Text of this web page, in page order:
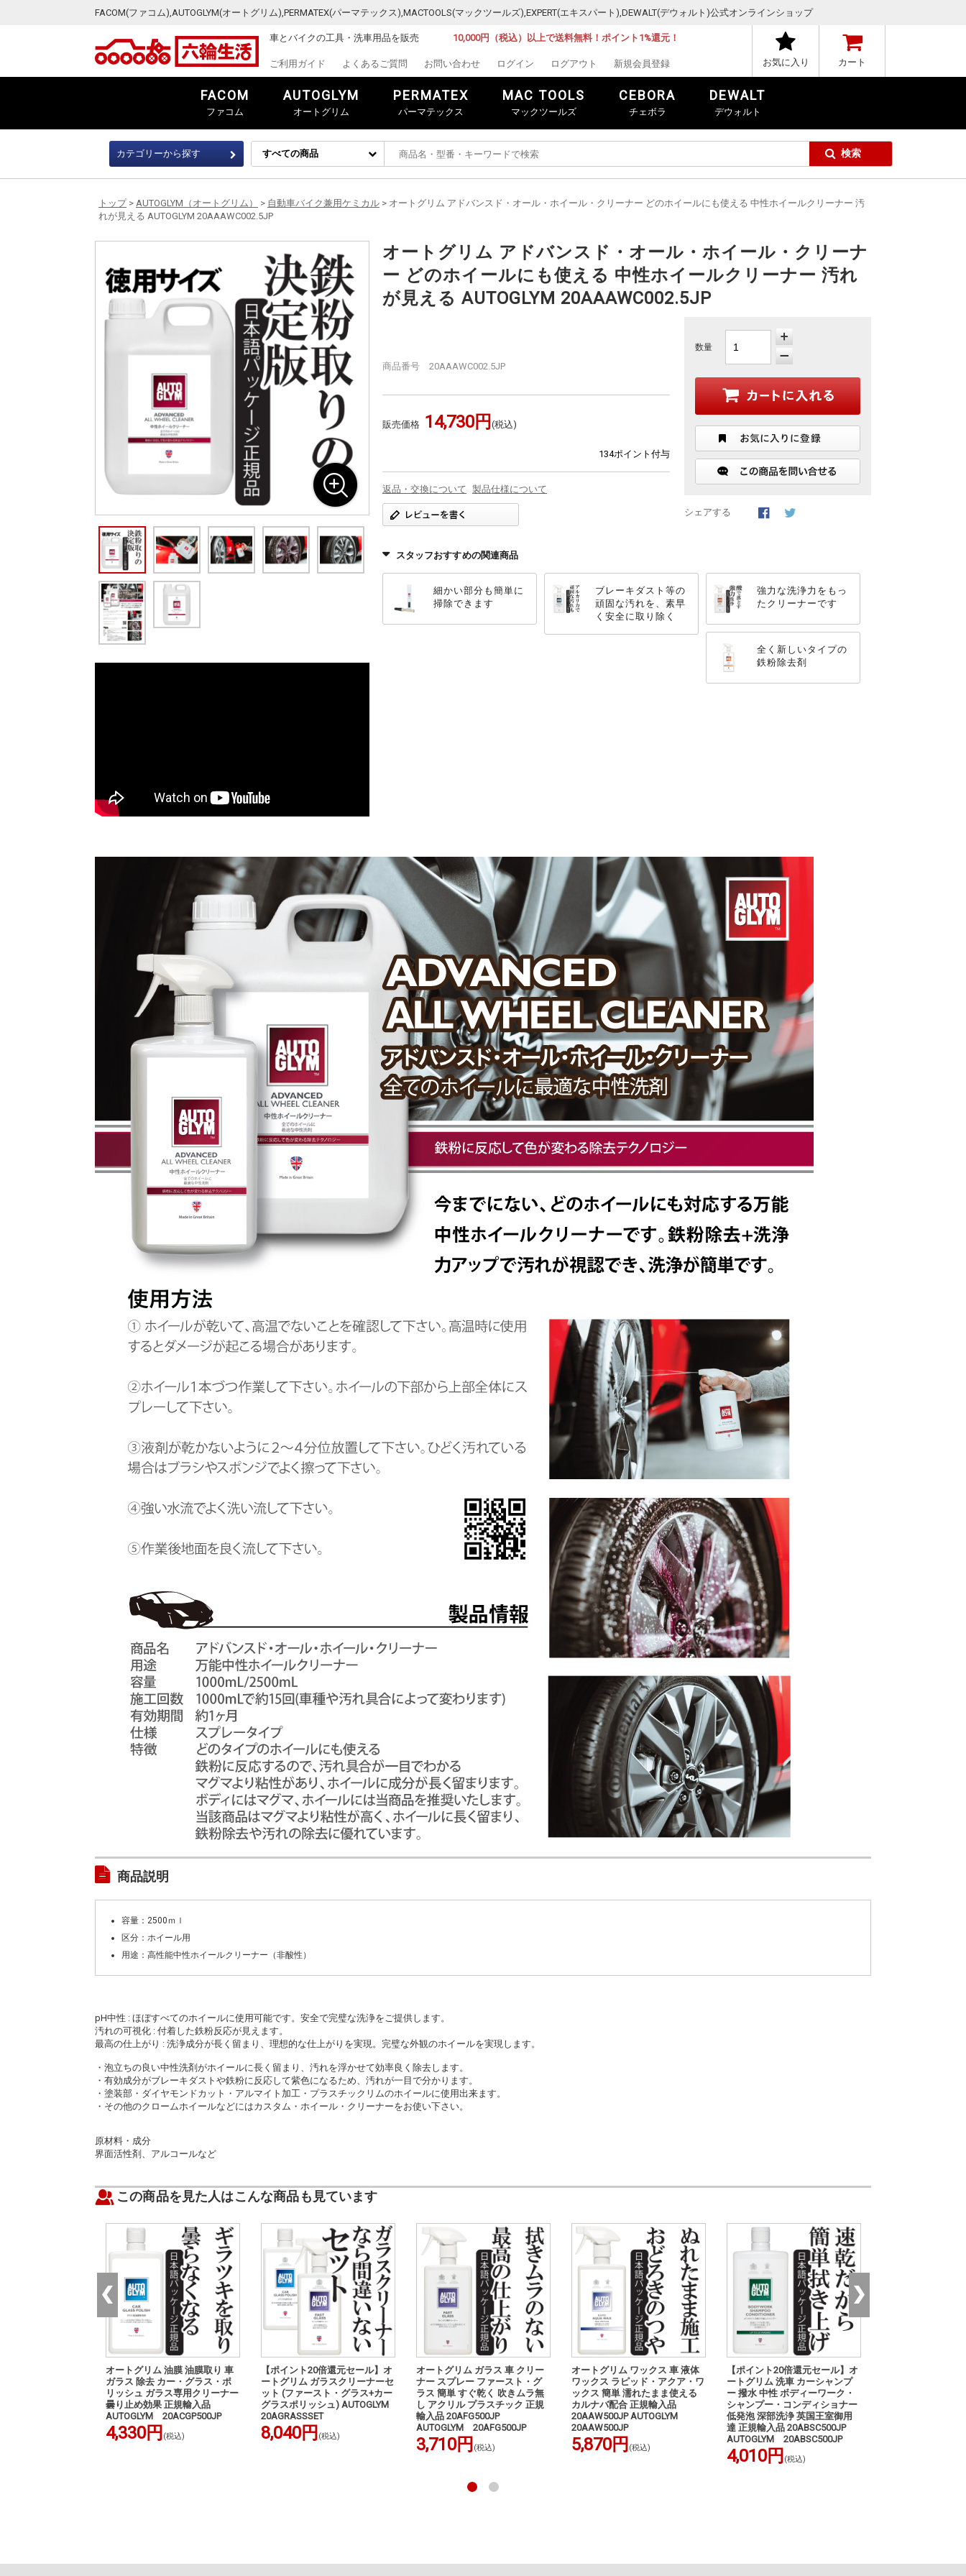
FACOM(ファコム),AUTOGLYM(オートグリム),PERMATEX(パーマテックス),MACTOOLS(マックツールズ),EXPERT(エキスパート),DEWALT(デウォルト)公式オンラインショップ
車とバイクの工具・洗車用品を販売 10,000円（税込）以上で送料無料！ポイント1%還元！
ご利用ガイド よくあるご質問 お問い合わせ ログイン ログアウト 新規会員登録 お気に入り カート
FACOM
ファコム
AUTOGLYM
オートグリム
PERMATEX
パーマテックス
MAC TOOLS
マックツールズ
CEBORA
チェボラ
DEWALT
デウォルト
カテゴリーから探す
トップ> AUTOGLYM（オートグリム） > 自動車バイク兼用ケミカル > オートグリム アドバンスド・オール・ホイール・クリーナー どのホイールにも使える 中性ホイールクリーナー 汚
れが見える AUTOGLYM 20AAAWC002.5JP
オートグリム アドバンスド・オール・ホイール・クリーナ
ー どのホイールにも使える 中性ホイールクリーナー 汚れ
が見える AUTOGLYM 20AAAWC002.5JP
商品番号 20AAAWC002.5JP
販売価格 14,730円 (税込)
134ポイント付与
返品・交換について 製品仕様について
数量
シェアする
スタッフおすすめの関連商品
細かい部分も簡単に
掃除できます
ブレーキダスト等の
頑固な汚れを、素早
く安全に取り除く
強力な洗浄力をもっ
たクリーナーです
全く新しいタイプの
鉄粉除去剤
商品説明
容量：2500ｍｌ
区分：ホイール用
用途：高性能中性ホイールクリーナー（非酸性）
pH中性 : ほぼすべてのホイールに使用可能です。安全で完璧な洗浄をご提供します。
汚れの可視化 : 付着した鉄粉反応が見えます。
最高の仕上がり : 洗浄成分が長く留まり、理想的な仕上がりを実現。完璧な外観のホイールを実現します。
・泡立ちの良い中性洗剤がホイールに長く留まり、汚れを浮かせて効率良く除去します。
・有効成分がブレーキダストや鉄粉に反応して紫色になるため、汚れが一目で分かります。
・塗装部・ダイヤモンドカット・アルマイト加工・プラスチックリムのホイールに使用出来ます。
・その他のクロームホイールなどにはカスタム・ホイール・クリーナーをお使い下さい。
原材料・成分
界面活性剤、アルコールなど
この商品を見た人はこんな商品も見ています
オートグリム 油膜 油膜取り 車
ガラス 除去 カー・グラス・ポ
リッシュ ガラス専用クリーナー
曇り止め効果 正規輸入品
AUTOGLYM 20ACGP500JP
4,330円 (税込)
【ポイント20倍還元セール】オ
ートグリム ガラスクリーナーセ
ット (ファースト・グラス+カー
グラスポリッシュ) AUTOGLYM
20AGRASSSET
8,040円 (税込)
オートグリム ガラス 車 クリー
ナー スプレー ファースト・グ
ラス 簡単 すぐ乾く 吹きムラ無
し アクリル プラスチック 正規
輸入品 20AFG500JP
AUTOGLYM 20AFG500JP
3,710円 (税込)
オートグリム ワックス 車 液体
ワックス ラピッド・アクア・ワ
ックス 簡単 濡れたまま使える
カルナバ配合 正規輸入品
20AAW500JP AUTOGLYM
20AAW500JP
5,870円 (税込)
【ポイント20倍還元セール】オ
ートグリム 洗車 カーシャンプ
ー 撥水 中性 ボディーワーク・
シャンプー・コンディショナー
低発泡 深部洗浄 英国王室御用
達 正規輸入品 20ABSC500JP
AUTOGLYM 20ABSC500JP
4,010円 (税込)